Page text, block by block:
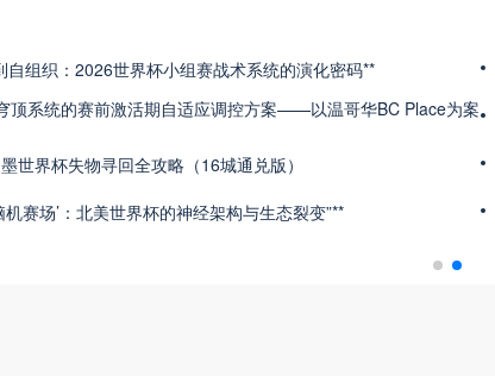
自组织：2026世界杯小组赛战术系统的演化密码**
顶系统的赛前激活期自适应调控方案——以温哥华BC Place为案
世界杯失物寻回全攻略（16城通兑版）
机赛场’：北美世界杯的神经架构与生态裂变”**